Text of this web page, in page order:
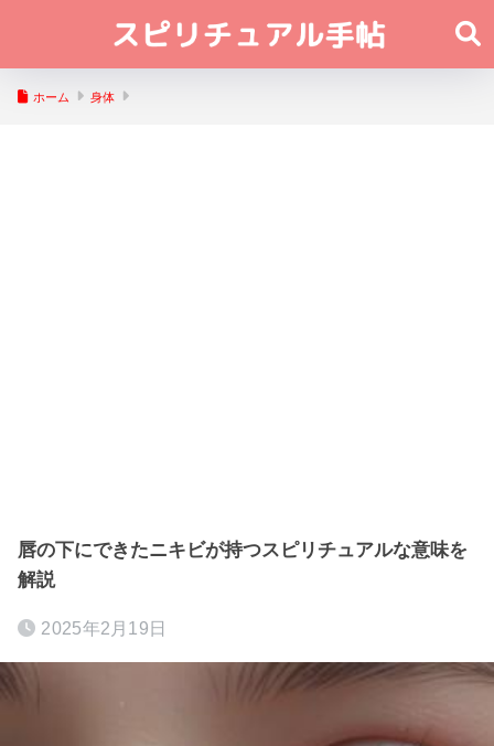
ホーム 身体
唇の下にできたニキビが持つスピリチュアルな意味を
解説
2025年2月19日